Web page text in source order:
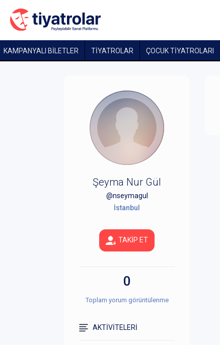
KAMPANYALI BİLETLER TİYATROLAR ÇOCUK TIYATROLARI
Şeyma Nur Gül
@nseymagul
İstanbul
TAKİP ET
0
Toplam yorum görüntülenme
AKTİVİTELERİ